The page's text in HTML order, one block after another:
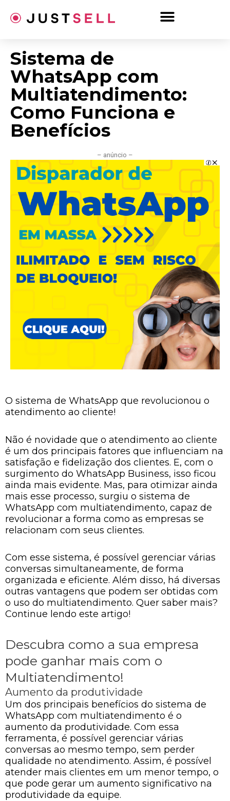
para
Sistema de
WhatsApp com
Multiatendimento:
Como Funciona e
Benefícios
– anúncio –
O sistema de WhatsApp que revolucionou o
atendimento ao cliente!
Não é novidade que o atendimento ao cliente
é um dos principais fatores que influenciam na
satisfação e fidelização dos clientes. E, com o
surgimento do WhatsApp Business, isso ficou
ainda mais evidente. Mas, para otimizar ainda
mais esse processo, surgiu o sistema de
WhatsApp com multiatendimento, capaz de
revolucionar a forma como as empresas se
relacionam com seus clientes.
Com esse sistema, é possível gerenciar várias
conversas simultaneamente, de forma
organizada e eficiente. Além disso, há diversas
outras vantagens que podem ser obtidas com
o uso do multiatendimento. Quer saber mais?
Continue lendo este artigo!
Descubra como a sua empresa
pode ganhar mais com o
Multiatendimento!
Aumento da produtividade
Um dos principais benefícios do sistema de
WhatsApp com multiatendimento é o
aumento da produtividade. Com essa
ferramenta, é possível gerenciar várias
conversas ao mesmo tempo, sem perder
qualidade no atendimento. Assim, é possível
atender mais clientes em um menor tempo, o
que pode gerar um aumento significativo na
produtividade da equipe.